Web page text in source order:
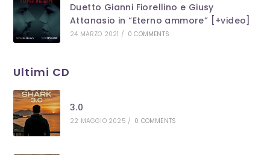
Duetto Gianni Fiorellino e Giusy
Attanasio in “Eterno ammore” [+video]
24 MARZO 2021 / 0 COMMENTS
Ultimi CD
3.0
22 MAGGIO 2025 / 0 COMMENTS